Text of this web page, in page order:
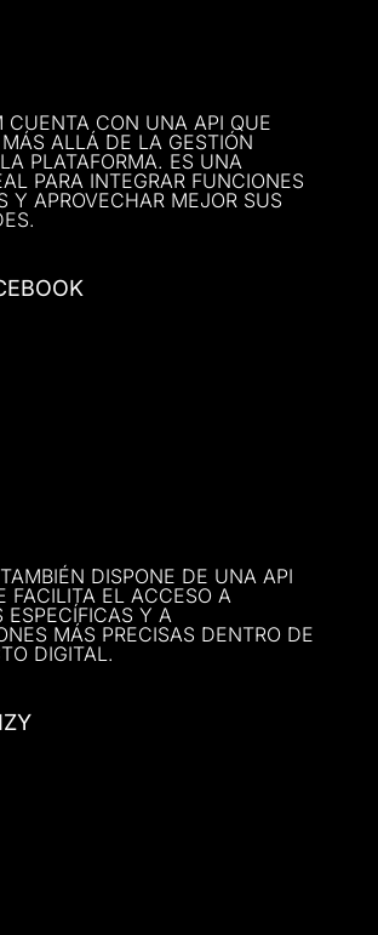
CUENTA CON UNA API QUE
MÁS ALLÁ DE LA GESTIÓN
PLATAFORMA. ES UNA
PARA INTEGRAR FUNCIONES
Y APROVECHAR MEJOR SUS
DISPONE DE UNA API
FACILITA EL ACCESO A
ESPECÍFICAS Y A
MÁS PRECISAS DENTRO DE
DIGITAL.